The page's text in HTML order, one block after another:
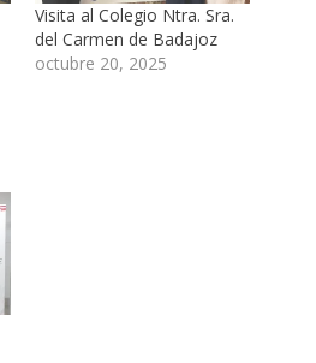
Visita al Colegio Ntra. Sra.
del Carmen de Badajoz
octubre 20, 2025